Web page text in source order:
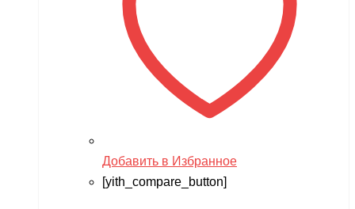
Добавить в Избранное
[yith_compare_button]